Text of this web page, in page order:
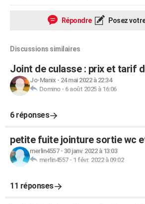
Répondre Posez
Discussions similaires
Joint de culasse : prix et tarif
Jo-Manix - 24 mai 2022 à 22:34
Domino- 6 août 2025 à 16:06
6 réponses
petite fuite jointure sortie wc
merlin4557- 30 janv. 2022 à 13:03
merlin4557- 1 févr. 2022 à 09:02
11 réponses